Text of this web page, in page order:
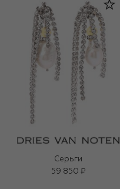
Серьги
59 850 ₽